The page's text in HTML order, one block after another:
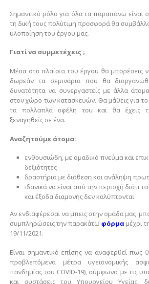
Σημαντικό ρόλο για όλα τα παραπάνω είναι
τη δική τους πολύτιμη προσφορά θα
υλοποίηση του έργου μας.
Γιατί να συμμετέχεις ;
Μέσα στα πλαίσια του έργου θα μπορέσεις
δωρεάν τα σεμινάρια που θα
δυνατότητα να συνεργαστείς με άλλα
στον χώρο των κατασκευών. Θα μάθεις για το
τα πολλαπλά οφέλη του και θα έχεις
ξεναγηθείς σε ένα.
Αναζητούμε άτομα:
ενθουσιώδη, με ομαδικό πνεύμα και
δεξιότητες
δραστήρια με διάθεση και ανάληψη
ιδανικά να είναι από την περιοχή διότι
και έξοδα διαμονής δεν καλύπτονται
Αν ενδιαφέρεσαι να μπεις στην ομάδα μας
συμπληρώσεις την παρακάτω φόρμα μέχρι
19/11/2021.
Είναι σημαντικό επίσης να αναφερθεί πως
προβλεπόμενα μέτρα υγειονομικής
πανδημίας του COVID-19), σύμφωνα με τις
και συστάσεις του Υπουργείου Υγείας,